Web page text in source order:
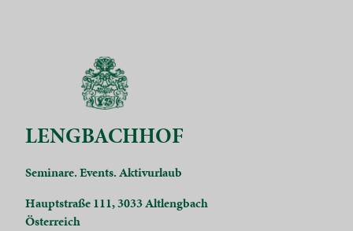
LENGBACHHOF
Seminare. Events. Aktivurlaub
Hauptstraße 111, 3033 Altlengbach
Österreich